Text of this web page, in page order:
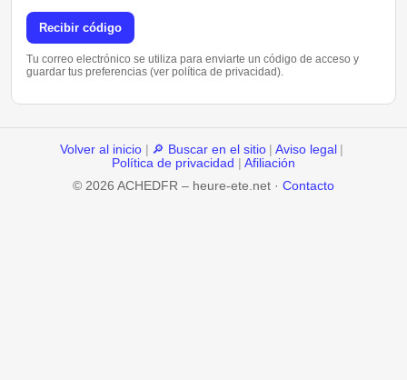
Recibir código
Tu correo electrónico se utiliza para enviarte un código de acceso y
guardar tus preferencias (ver política de privacidad).
Volver al inicio 🔎 Buscar en el sitio Aviso legal
Política de privacidad
Afiliación
© 2026 ACHEDFR – heure-ete.net · Contacto